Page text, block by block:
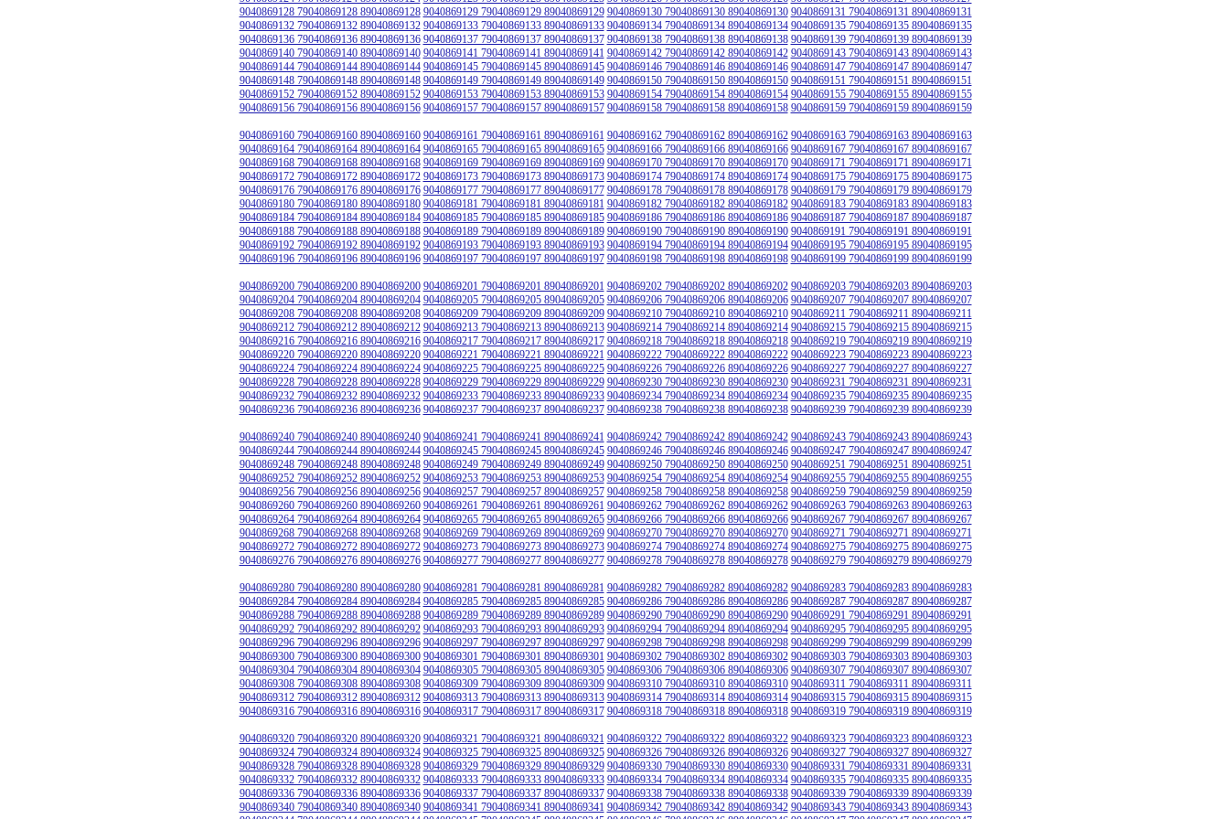
9040869128 79040869128 89040869128 9040869129 79040869129 89040869129 9040869130 79040869130 89040869130 9040869131 79040869131 89040869131
9040869132 79040869132 89040869132 9040869133 79040869133 89040869133 9040869134 79040869134 89040869134 9040869135 79040869135 89040869135
9040869136 79040869136 89040869136 9040869137 79040869137 89040869137 9040869138 79040869138 89040869138 9040869139 79040869139 89040869139
9040869140 79040869140 89040869140 9040869141 79040869141 89040869141 9040869142 79040869142 89040869142 9040869143 79040869143 89040869143
9040869144 79040869144 89040869144 9040869145 79040869145 89040869145 9040869146 79040869146 89040869146 9040869147 79040869147 89040869147
9040869148 79040869148 89040869148 9040869149 79040869149 89040869149 9040869150 79040869150 89040869150 9040869151 79040869151 89040869151
9040869152 79040869152 89040869152 9040869153 79040869153 89040869153 9040869154 79040869154 89040869154 9040869155 79040869155 89040869155
9040869156 79040869156 89040869156 9040869157 79040869157 89040869157 9040869158 79040869158 89040869158 9040869159 79040869159 89040869159
9040869160 79040869160 89040869160 9040869161 79040869161 89040869161 9040869162 79040869162 89040869162 9040869163 79040869163 89040869163
9040869164 79040869164 89040869164 9040869165 79040869165 89040869165 9040869166 79040869166 89040869166 9040869167 79040869167 89040869167
9040869168 79040869168 89040869168 9040869169 79040869169 89040869169 9040869170 79040869170 89040869170 9040869171 79040869171 89040869171
9040869172 79040869172 89040869172 9040869173 79040869173 89040869173 9040869174 79040869174 89040869174 9040869175 79040869175 89040869175
9040869176 79040869176 89040869176 9040869177 79040869177 89040869177 9040869178 79040869178 89040869178 9040869179 79040869179 89040869179
9040869180 79040869180 89040869180 9040869181 79040869181 89040869181 9040869182 79040869182 89040869182 9040869183 79040869183 89040869183
9040869184 79040869184 89040869184 9040869185 79040869185 89040869185 9040869186 79040869186 89040869186 9040869187 79040869187 89040869187
9040869188 79040869188 89040869188 9040869189 79040869189 89040869189 9040869190 79040869190 89040869190 9040869191 79040869191 89040869191
9040869192 79040869192 89040869192 9040869193 79040869193 89040869193 9040869194 79040869194 89040869194 9040869195 79040869195 89040869195
9040869196 79040869196 89040869196 9040869197 79040869197 89040869197 9040869198 79040869198 89040869198 9040869199 79040869199 89040869199
9040869200 79040869200 89040869200 9040869201 79040869201 89040869201 9040869202 79040869202 89040869202 9040869203 79040869203 89040869203
9040869204 79040869204 89040869204 9040869205 79040869205 89040869205 9040869206 79040869206 89040869206 9040869207 79040869207 89040869207
9040869208 79040869208 89040869208 9040869209 79040869209 89040869209 9040869210 79040869210 89040869210 9040869211 79040869211 89040869211
9040869212 79040869212 89040869212 9040869213 79040869213 89040869213 9040869214 79040869214 89040869214 9040869215 79040869215 89040869215
9040869216 79040869216 89040869216 9040869217 79040869217 89040869217 9040869218 79040869218 89040869218 9040869219 79040869219 89040869219
9040869220 79040869220 89040869220 9040869221 79040869221 89040869221 9040869222 79040869222 89040869222 9040869223 79040869223 89040869223
9040869224 79040869224 89040869224 9040869225 79040869225 89040869225 9040869226 79040869226 89040869226 9040869227 79040869227 89040869227
9040869228 79040869228 89040869228 9040869229 79040869229 89040869229 9040869230 79040869230 89040869230 9040869231 79040869231 89040869231
9040869232 79040869232 89040869232 9040869233 79040869233 89040869233 9040869234 79040869234 89040869234 9040869235 79040869235 89040869235
9040869236 79040869236 89040869236 9040869237 79040869237 89040869237 9040869238 79040869238 89040869238 9040869239 79040869239 89040869239
9040869240 79040869240 89040869240 9040869241 79040869241 89040869241 9040869242 79040869242 89040869242 9040869243 79040869243 89040869243
9040869244 79040869244 89040869244 9040869245 79040869245 89040869245 9040869246 79040869246 89040869246 9040869247 79040869247 89040869247
9040869248 79040869248 89040869248 9040869249 79040869249 89040869249 9040869250 79040869250 89040869250 9040869251 79040869251 89040869251
9040869252 79040869252 89040869252 9040869253 79040869253 89040869253 9040869254 79040869254 89040869254 9040869255 79040869255 89040869255
9040869256 79040869256 89040869256 9040869257 79040869257 89040869257 9040869258 79040869258 89040869258 9040869259 79040869259 89040869259
9040869260 79040869260 89040869260 9040869261 79040869261 89040869261 9040869262 79040869262 89040869262 9040869263 79040869263 89040869263
9040869264 79040869264 89040869264 9040869265 79040869265 89040869265 9040869266 79040869266 89040869266 9040869267 79040869267 89040869267
9040869268 79040869268 89040869268 9040869269 79040869269 89040869269 9040869270 79040869270 89040869270 9040869271 79040869271 89040869271
9040869272 79040869272 89040869272 9040869273 79040869273 89040869273 9040869274 79040869274 89040869274 9040869275 79040869275 89040869275
9040869276 79040869276 89040869276 9040869277 79040869277 89040869277 9040869278 79040869278 89040869278 9040869279 79040869279 89040869279
9040869280 79040869280 89040869280 9040869281 79040869281 89040869281 9040869282 79040869282 89040869282 9040869283 79040869283 89040869283
9040869284 79040869284 89040869284 9040869285 79040869285 89040869285 9040869286 79040869286 89040869286 9040869287 79040869287 89040869287
9040869288 79040869288 89040869288 9040869289 79040869289 89040869289 9040869290 79040869290 89040869290 9040869291 79040869291 89040869291
9040869292 79040869292 89040869292 9040869293 79040869293 89040869293 9040869294 79040869294 89040869294 9040869295 79040869295 89040869295
9040869296 79040869296 89040869296 9040869297 79040869297 89040869297 9040869298 79040869298 89040869298 9040869299 79040869299 89040869299
9040869300 79040869300 89040869300 9040869301 79040869301 89040869301 9040869302 79040869302 89040869302 9040869303 79040869303 89040869303
9040869304 79040869304 89040869304 9040869305 79040869305 89040869305 9040869306 79040869306 89040869306 9040869307 79040869307 89040869307
9040869308 79040869308 89040869308 9040869309 79040869309 89040869309 9040869310 79040869310 89040869310 9040869311 79040869311 89040869311
9040869312 79040869312 89040869312 9040869313 79040869313 89040869313 9040869314 79040869314 89040869314 9040869315 79040869315 89040869315
9040869316 79040869316 89040869316 9040869317 79040869317 89040869317 9040869318 79040869318 89040869318 9040869319 79040869319 89040869319
9040869320 79040869320 89040869320 9040869321 79040869321 89040869321 9040869322 79040869322 89040869322 9040869323 79040869323 89040869323
9040869324 79040869324 89040869324 9040869325 79040869325 89040869325 9040869326 79040869326 89040869326 9040869327 79040869327 89040869327
9040869328 79040869328 89040869328 9040869329 79040869329 89040869329 9040869330 79040869330 89040869330 9040869331 79040869331 89040869331
9040869332 79040869332 89040869332 9040869333 79040869333 89040869333 9040869334 79040869334 89040869334 9040869335 79040869335 89040869335
9040869336 79040869336 89040869336 9040869337 79040869337 89040869337 9040869338 79040869338 89040869338 9040869339 79040869339 89040869339
9040869340 79040869340 89040869340 9040869341 79040869341 89040869341 9040869342 79040869342 89040869342 9040869343 79040869343 89040869343